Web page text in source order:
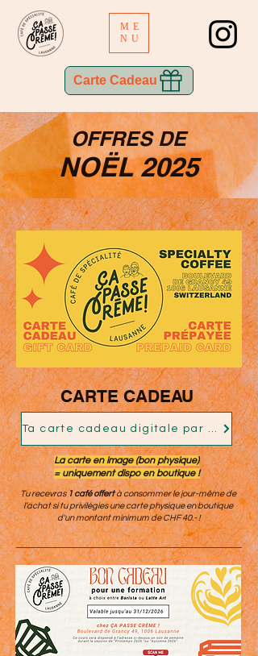
ME
NU
Carte Cadeau
OFFRES DE
NOËL 2025
CARTE CADEAU
Ta carte cadeau digitale par ici
La carte en image (bon physique)
= uniquement dispo en boutique !
Tu recevras1 café offertà consommer le jour-même de
l’achat si tu privilégies une carte physique en boutique
d'un montant minimum de CHF 40.- !